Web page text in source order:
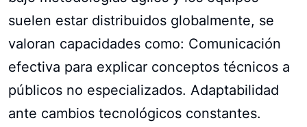
suelen estar distribuidos globalmente, se
valoran capacidades como: Comunicación
efectiva para explicar conceptos técnicos a
públicos no especializados. Adaptabilidad
ante cambios tecnológicos constantes.